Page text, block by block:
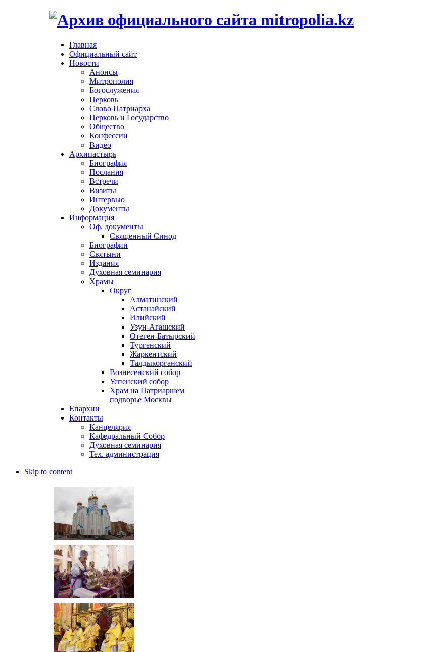
Главная
Официальный сайт
Новости
Анонсы
Митрополия
Богослужения
Церковь
Слово Патриарха
Церковь и Государство
Общество
Конфессии
Видео
Архипастырь
Биография
Послания
Встречи
Визиты
Интервью
Документы
Информация
Оф. документы
Священный Синод
Биографии
Святыни
Издания
Духовная семинария
Храмы
Округ
Алматинский
Астанайский
Илийский
Узун-Агашский
Отеген-Батырский
Тургенский
Жаркентский
Талдыкорганский
Вознесенский собор
Успенский собор
Храм на Патриаршем
подворье Москвы
Епархии
Контакты
Канцелярия
Кафедральный Собор
Духовная семинария
Тех. администрация
Skip to content